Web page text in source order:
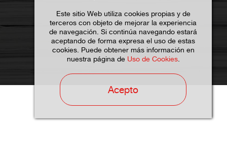
Este sitio Web utiliza cookies propias y de
terceros con objeto de mejorar la experiencia
de navegación. Si continúa navegando estará
aceptando de forma expresa el uso de estas
cookies. Puede obtener más información en
nuestra página de Uso de Cookies.
Acepto